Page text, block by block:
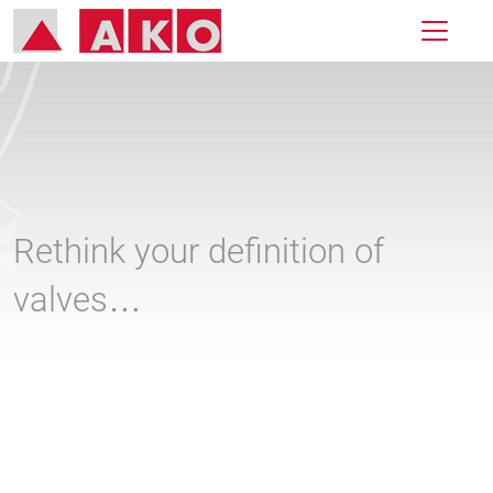
Rethink your definition of
valves…